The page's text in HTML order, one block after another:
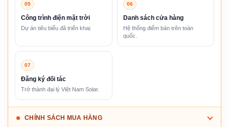
05
Công trình điện mặt trời
Dự án tiêu biểu đã triển khai.
06
Danh sách cửa hàng
Hệ thống điểm bán trên toàn
quốc.
07
Đăng ký đối tác
Trở thành đại lý Việt Nam Solar.
CHÍNH SÁCH MUA HÀNG